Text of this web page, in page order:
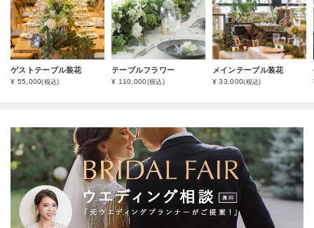
ゲストテーブル装花
¥ 55,000(税込)
テーブルフラワー
¥ 110,000(税込)
メインテーブル装花
¥ 33,000(税込)